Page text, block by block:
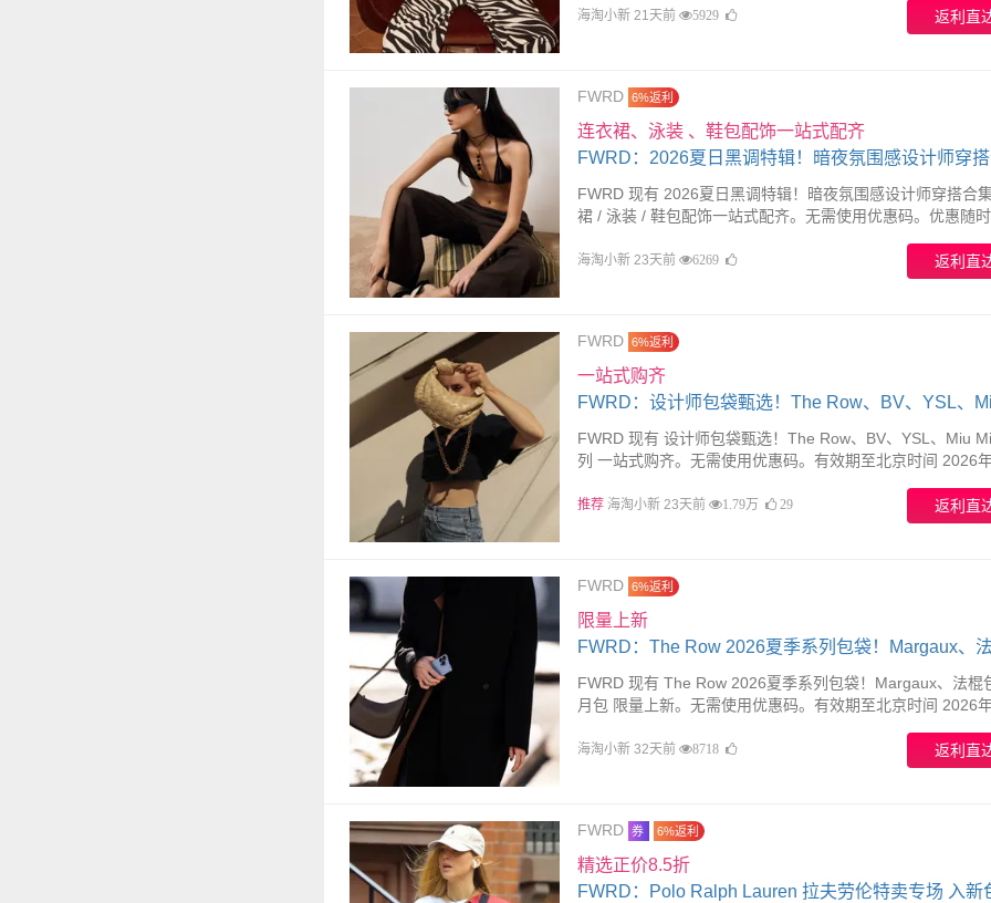
海淘小新 21天前 5929 返利
FWRD 6%返利
连衣裙、泳装 、鞋包配饰一站式配齐
FWRD：2026夏日黑调特辑！暗夜氛围感设计师穿
FWRD 现有 2026夏日黑调特辑！暗夜氛围感设计师穿搭合
裙 / 泳装 / 鞋包配饰一站式配齐。无需使用优惠码。优惠随
海淘小新 23天前 6269 返利
FWRD 6%返利
一站式购齐
FWRD：设计师包袋甄选！The Row、BV、YSL、
全系列
FWRD 现有 设计师包袋甄选！The Row、BV、YSL、Miu
列 一站式购齐。无需使用优惠码。有效期至北京时间 2026
推荐海淘小新 23天前 1.79万 29 返利
FWRD 6%返利
限量上新
FWRD：The Row 2026夏季系列包袋！Margaux、
包、半月包
FWRD 现有 The Row 2026夏季系列包袋！Margaux、法棍
月包 限量上新。无需使用优惠码。有效期至北京时间 2026
海淘小新 32天前 8718 返利
FWRD 券 6%返利
精选正价8.5折
FWRD：Polo Ralph Lauren 拉夫劳伦特卖专场 入新